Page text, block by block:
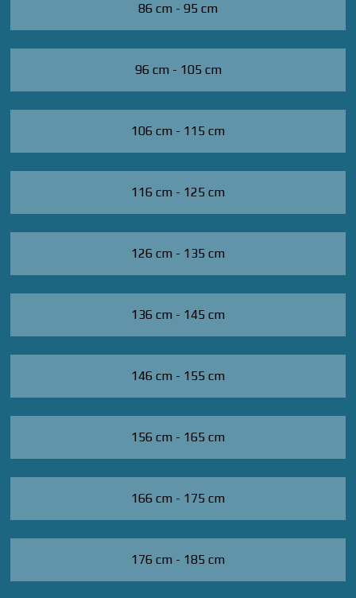
86 cm - 95 cm
96 cm - 105 cm
106 cm - 115 cm
116 cm - 125 cm
126 cm - 135 cm
136 cm - 145 cm
146 cm - 155 cm
156 cm - 165 cm
166 cm - 175 cm
176 cm - 185 cm